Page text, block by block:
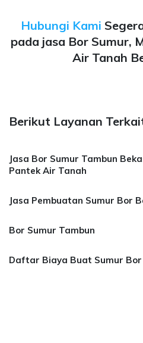
Hubungi Kami
pada jasa Bor Sumur,
Air Tanah
Berikut Layanan
Jasa Bor Sumur Tambun
Pantek Air Tanah
Jasa Pembuatan Sumur Bor
Bor Sumur Tambun
Daftar Biaya Buat Sumur Bor